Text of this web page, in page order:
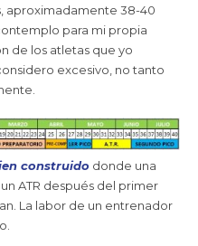
aproximadamente 38-40
para mi propia
de los atletas que yo
excesivo, no tanto
construido donde una
ATR después del primer
La labor de un entrenador